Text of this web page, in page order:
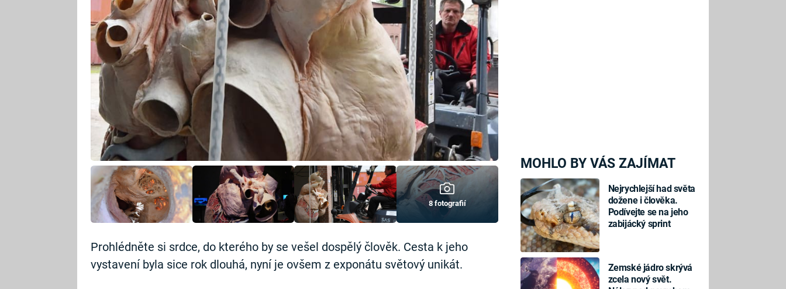
MOHLO BY VÁS ZAJÍMAT
Nejrychlejší had světa
dožene i člověka.
Podívejte se na jeho
zabijácký sprint
Zemské jádro skrývá
zcela nový svět.
8 fotografií
Prohlédněte si srdce, do kterého by se vešel dospělý člověk. Cesta k jeho
vystavení byla sice rok dlouhá, nyní je ovšem z exponátu světový unikát.